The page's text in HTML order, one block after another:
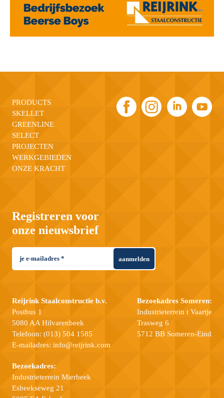
PRODUCTS
SKELLET
GREENLINE
SELECT
PROJECTEN
WERKGEBIEDEN
ONZE KRACHT
Registreren voor
onze nieuwsbrief
aanmelden
Reijrink Staalconstructie b.v.
Postbus 1
5080 AA Hilvarenbeek
Telefoon: (013) 504 1585
E-mailadres: info@reijrink.com
Bezoekadres:
Industrieterrein Mierbeek
Esbeekseweg 21
Bezoekadres Someren:
Industrieterrein t Vaartje
Trasweg 6
5712 BB Someren-Eind